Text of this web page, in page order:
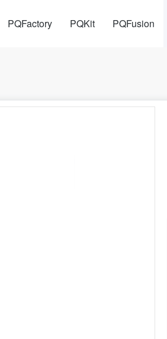
PQFactory PQKit PQFusion